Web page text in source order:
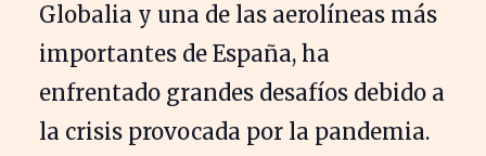
Globalia y una de las aerolíneas más
importantes de España, ha
enfrentado grandes desafíos debido a
la crisis provocada por la pandemia.